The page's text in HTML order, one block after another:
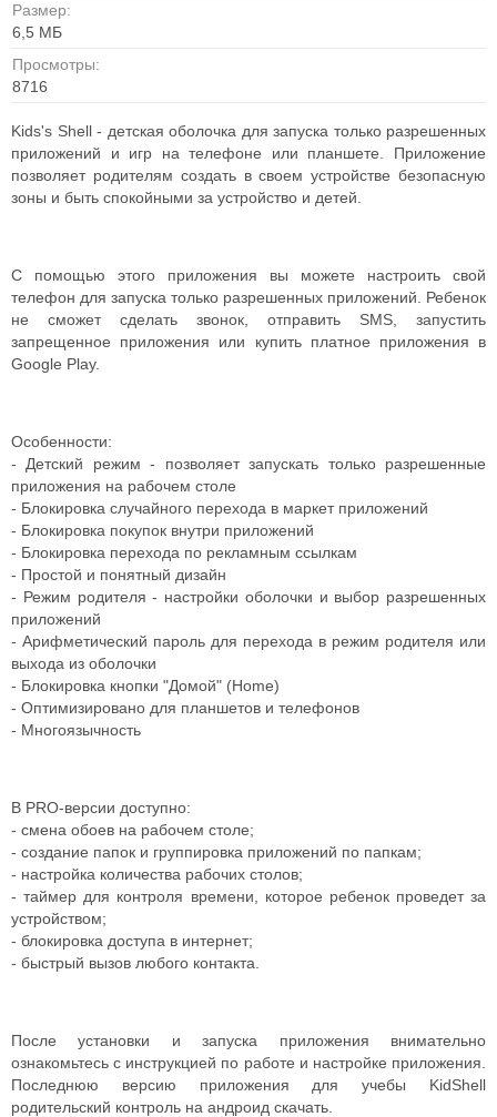
Размер:
6,5 МБ
Просмотры:
8716
Kids's Shell - детская оболочка для запуска только разрешенных
приложений и игр на телефоне или планшете. Приложение
позволяет родителям создать в своем устройстве безопасную
зоны и быть спокойными за устройство и детей.
С помощью этого приложения вы можете настроить свой
телефон для запуска только разрешенных приложений. Ребенок
не сможет сделать звонок, отправить SMS, запустить
запрещенное приложения или купить платное приложения в
Google Play.
Особенности:
- Детский режим - позволяет запускать только разрешенные
приложения на рабочем столе
- Блокировка случайного перехода в маркет приложений
- Блокировка покупок внутри приложений
- Блокировка перехода по рекламным ссылкам
- Простой и понятный дизайн
- Режим родителя - настройки оболочки и выбор разрешенных
приложений
- Арифметический пароль для перехода в режим родителя или
выхода из оболочки
- Блокировка кнопки "Домой" (Home)
- Оптимизировано для планшетов и телефонов
- Многоязычность
В PRO-версии доступно:
- смена обоев на рабочем столе;
- создание папок и группировка приложений по папкам;
- настройка количества рабочих столов;
- таймер для контроля времени, которое ребенок проведет за
устройством;
- блокировка доступа в интернет;
- быстрый вызов любого контакта.
После установки и запуска приложения внимательно
ознакомьтесь с инструкцией по работе и настройке приложения.
Последнюю версию приложения для учебы KidShell
родительский контроль на андроид скачать.